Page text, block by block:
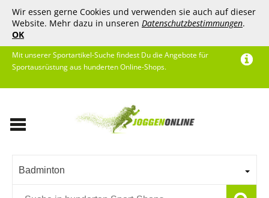
Wir essen gerne Cookies und verwenden sie auch auf dieser
Website. Mehr dazu in unseren Datenschutzbestimmungen.
OK
Mit unserer Sportartikel-Suche findest Du die Angebote für
Sportausrüstung aus hunderten Online-Shops.
Badminton